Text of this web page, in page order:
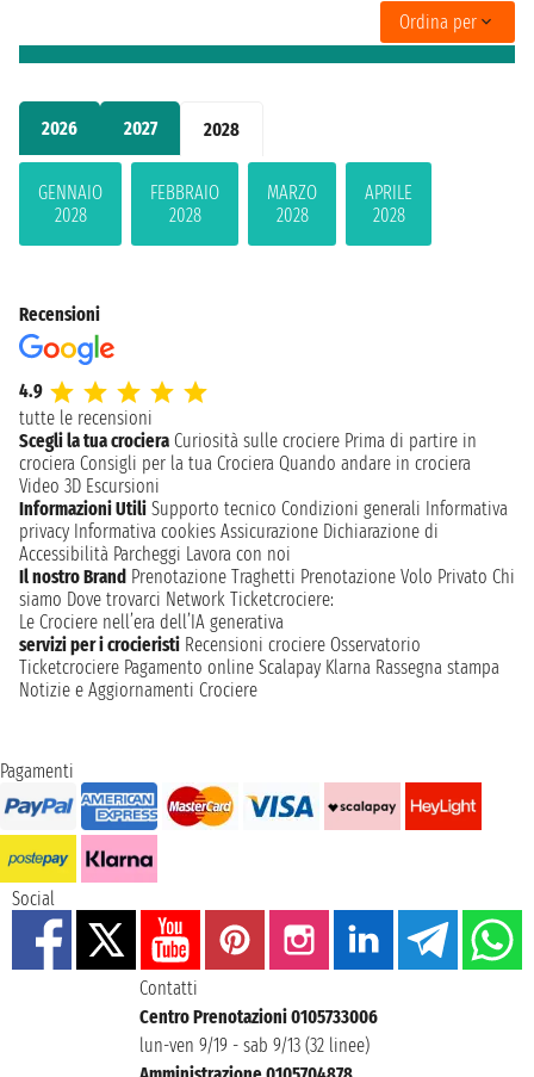
2026 2027 2028
GENNAIO
2028
FEBBRAIO
2028
MARZO
2028
APRILE
2028
Ordina per
Recensioni
4.9
tutte le recensioni
Scegli la tua crociera Curiosità sulle crociere Prima di partire in
crociera Consigli per la tua Crociera Quando andare in crociera
Video 3D Escursioni
Informazioni Utili Supporto tecnico Condizioni generali Informativa
privacy Informativa cookies Assicurazione Dichiarazione di
Accessibilità Parcheggi Lavora con noi
Il nostro Brand Prenotazione Traghetti Prenotazione Volo Privato Chi
siamo Dove trovarci Network Ticketcrociere:
Le Crociere nell’era dell’IA generativa
servizi per i crocieristi Recensioni crociere Osservatorio
Ticketcrociere Pagamento online Scalapay Klarna Rassegna stampa
Notizie e Aggiornamenti Crociere
Pagamenti
Social
Contatti
Centro Prenotazioni 0105733006
lun-ven 9/19 - sab 9/13 (32 linee)